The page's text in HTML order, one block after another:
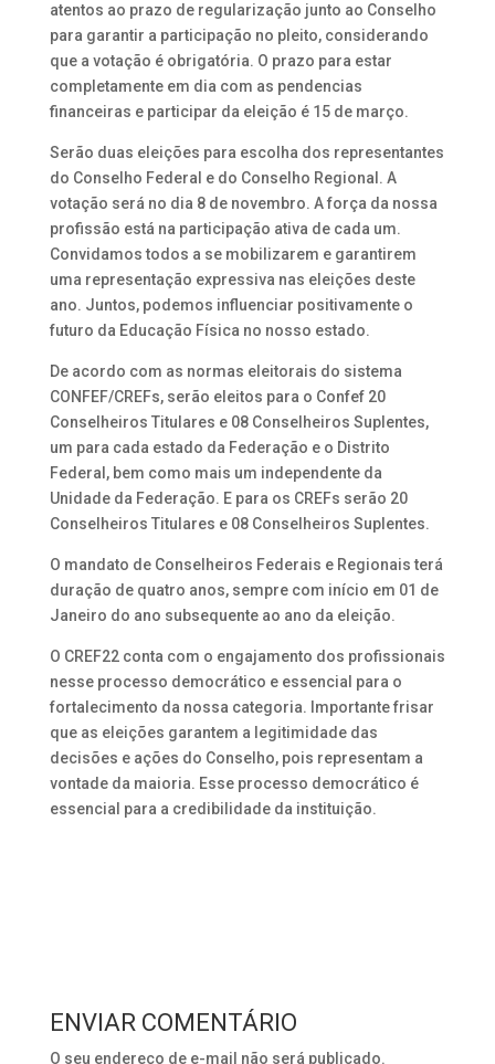
atentos ao prazo de regularização junto ao Conselho
para garantir a participação no pleito, considerando
que a votação é obrigatória. O prazo para estar
completamente em dia com as pendencias
financeiras e participar da eleição é 15 de março.
Serão duas eleições para escolha dos representantes
do Conselho Federal e do Conselho Regional. A
votação será no dia 8 de novembro. A força da nossa
profissão está na participação ativa de cada um.
Convidamos todos a se mobilizarem e garantirem
uma representação expressiva nas eleições deste
ano. Juntos, podemos influenciar positivamente o
futuro da Educação Física no nosso estado.
De acordo com as normas eleitorais do sistema
CONFEF/CREFs, serão eleitos para o Confef 20
Conselheiros Titulares e 08 Conselheiros Suplentes,
um para cada estado da Federação e o Distrito
Federal, bem como mais um independente da
Unidade da Federação. E para os CREFs serão 20
Conselheiros Titulares e 08 Conselheiros Suplentes.
O mandato de Conselheiros Federais e Regionais terá
duração de quatro anos, sempre com início em 01 de
Janeiro do ano subsequente ao ano da eleição.
O CREF22 conta com o engajamento dos profissionais
nesse processo democrático e essencial para o
fortalecimento da nossa categoria. Importante frisar
que as eleições garantem a legitimidade das
decisões e ações do Conselho, pois representam a
vontade da maioria. Esse processo democrático é
essencial para a credibilidade da instituição.
ENVIAR COMENTÁRIO
O seu endereço de e-mail não será publicado.